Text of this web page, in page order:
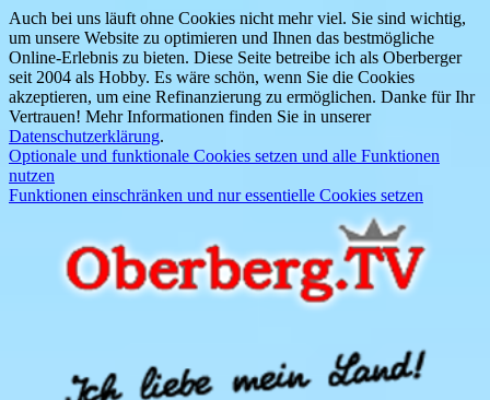
Auch bei uns läuft ohne Cookies nicht mehr viel. Sie sind wichtig,
um unsere Website zu optimieren und Ihnen das bestmögliche
Online-Erlebnis zu bieten. Diese Seite betreibe ich als Oberberger
seit 2004 als Hobby. Es wäre schön, wenn Sie die Cookies
akzeptieren, um eine Refinanzierung zu ermöglichen. Danke für Ihr
Vertrauen! Mehr Informationen finden Sie in unserer
Datenschutzerklärung.
Optionale und funktionale Cookies setzen und alle Funktionen
nutzen
Funktionen einschränken und nur essentielle Cookies setzen